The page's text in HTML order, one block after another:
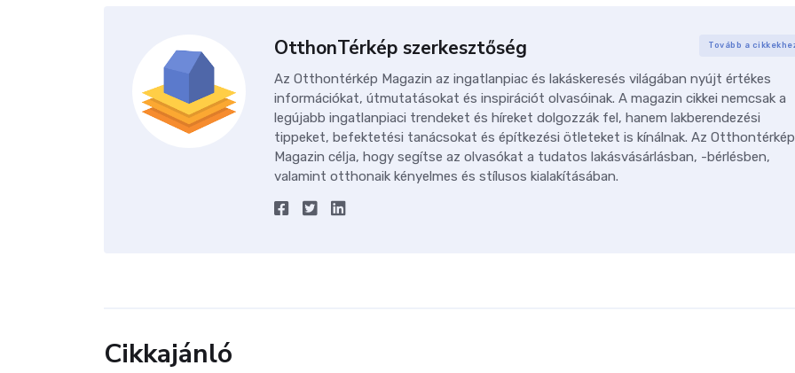
OtthonTérkép szerkesztőség Tovább a
Az Otthontérkép Magazin az ingatlanpiac és lakáskeresés világában nyújt értékes
információkat, útmutatásokat és inspirációt olvasóinak. A magazin cikkei nemcsak a
legújabb ingatlanpiaci trendeket és híreket dolgozzák fel, hanem lakberendezési
tippeket, befektetési tanácsokat és építkezési ötleteket is kínálnak. Az Otthontérkép
Magazin célja, hogy segítse az olvasókat a tudatos lakásvásárlásban, -bérlésben,
valamint otthonaik kényelmes és stílusos kialakításában.
Cikkajánló